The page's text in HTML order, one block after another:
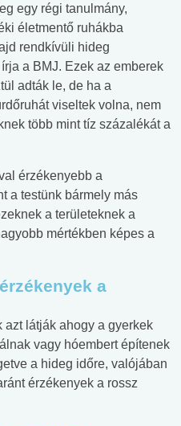
egy régi tanulmány,
életmentő ruhákba
rendkívüli hideg
a BMJ. Ezek az emberek
adták le, de ha a
viseltek volna, nem
több mint tíz százalékát a
érzékenyebb a
a testünk bármely más
a területeknek a
mértékben képes a
a
látják ahogy a gyerkek
vagy hóembert építenek
a hideg időre, valójában
érzékenyek a rossz